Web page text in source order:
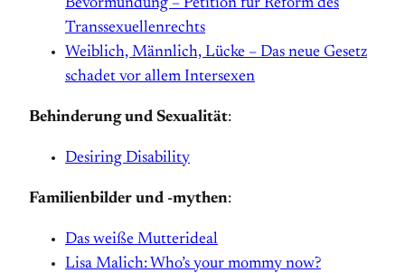
Bevormundung – Petition für Reform des
Transsexuellenrechts
Weiblich, Männlich, Lücke – Das neue Gesetz
schadet vor allem Intersexen
Behinderung und Sexualität:
Desiring Disability
Familienbilder und -mythen:
Das weiße Mutterideal
Lisa Malich: Who’s your mommy now?